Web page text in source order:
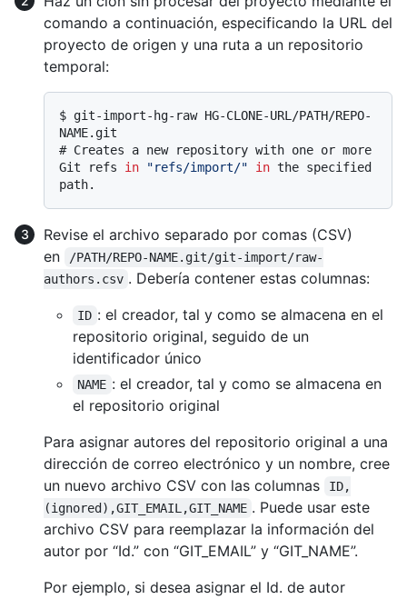
comando a continuación, especificando la URL del
proyecto de origen y una ruta a un repositorio
temporal:
$ git-import-hg-raw HG-CLONE-URL/PATH/REPO-
NAME.git
# Creates a new repository with one or more
Git refs in "refs/import/" in the specified
path.
Revise el archivo separado por comas (CSV)
en
/PATH/REPO-NAME.git/git-import/raw-
authors.csv . Debería contener estas columnas:
ID : el creador, tal y como se almacena en el
repositorio original, seguido de un
identificador único
NAME : el creador, tal y como se almacena en
el repositorio original
Para asignar autores del repositorio original a una
dirección de correo electrónico y un nombre, cree
un nuevo archivo CSV con las columnas
ID,
(ignored),GIT_EMAIL,GIT_NAME . Puede usar este
archivo CSV para reemplazar la información del
autor por “Id.” con “GIT_EMAIL” y “GIT_NAME”.
Por ejemplo, si desea asignar el Id. de autor